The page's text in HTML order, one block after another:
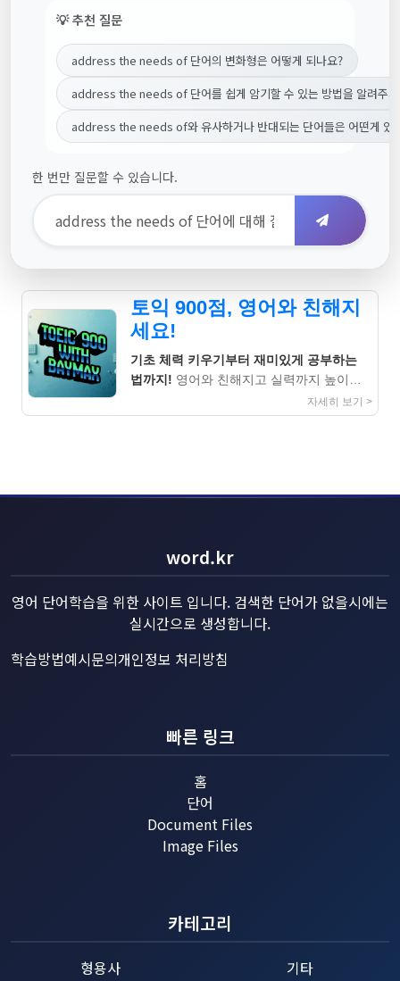
💡 추천 질문
address the needs of 단어의 변화형은 어떻게 되나요?
address the needs of 단어를 쉽게 암기할 수 있는 방법을 알려주
address the needs of와 유사하거나 반대되는 단어들은 어떤게 있
한 번만 질문할 수 있습니다.
토익 900점, 영어와 친해지
세요!
기초 체력 키우기부터 재미있게 공부하는
법까지! 영어와 친해지고 실력까지 높이는
자세히 보기 >
word.kr
영어 단어학습을 위한 사이트 입니다. 검색한 단어가 없을시에는
실시간으로 생성합니다.
학습방법예시문의개인정보 처리방침
빠른 링크
홈
단어
Document Files
Image Files
카테고리
형용사
기타